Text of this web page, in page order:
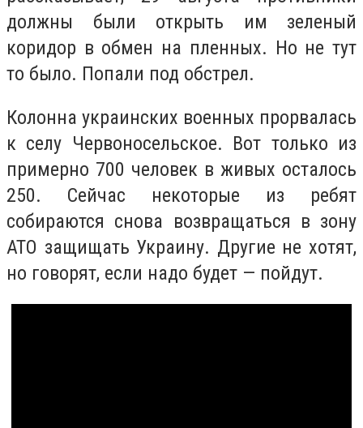
должны были открыть им зеленый
коридор в обмен на пленных. Но не тут
то было. Попали под обстрел.
Колонна украинских военных прорвалась
к селу Червоносельское. Вот только из
примерно 700 человек в живых осталось
250. Сейчас некоторые из ребят
собираются снова возвращаться в зону
АТО защищать Украину. Другие не хотят,
но говорят, если надо будет — пойдут.